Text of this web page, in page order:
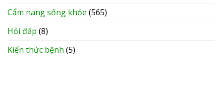
Cẩm nang sống khỏe (565)
Hỏi đáp (8)
Kiến thức bệnh (5)